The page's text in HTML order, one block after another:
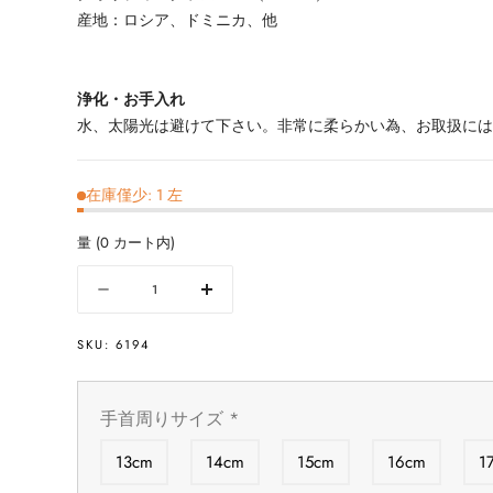
産地：ロシア、ドミニカ、他
浄化・お手入れ
水、太陽光は避けて下さい。非常に柔らかい為、お取扱には
在庫僅少: 1 左
量 (0 カート内)
を
減
す
天
数
増
す
天
SKU:6194
手首周りサイズ *
13cm 14cm 15cm 16cm